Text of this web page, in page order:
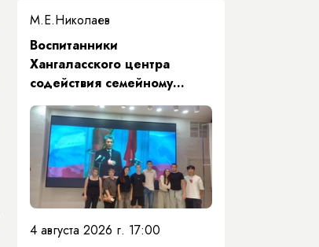
М.Е.Николаев
​Воспитанники
Хангаласского центра
содействия семейному
воспитанию почтили память
Первого Президента Якутии
4 августа 2026 г. 17:00